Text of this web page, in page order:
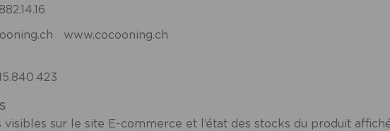
www.cocooning.ch
visibles sur le site E-commerce et l’état des stocks du produit